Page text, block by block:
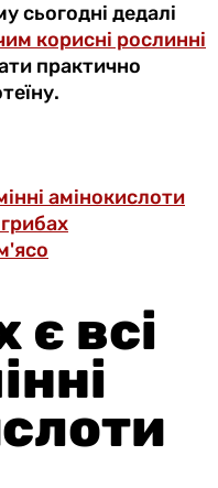
сьогодні дедалі
корисні рослинні
практично
амінокислоти
є всі